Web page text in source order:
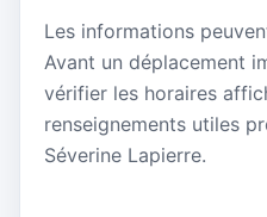
Les informations
Avant un déplacement
vérifier les horaires
renseignements utiles
Séverine Lapierre.